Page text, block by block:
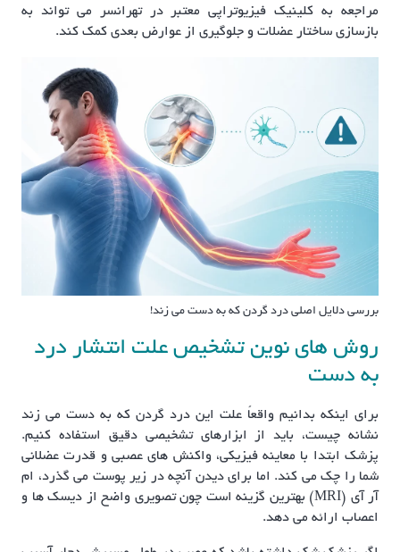
مراجعه به کلینیک فیزیوتراپی معتبر در تهرانسر می تواند به
بازسازی ساختار عضلات و جلوگیری از عوارض بعدی کمک کند.
بررسی دلایل اصلی درد گردن که به دست می زند!
روش های نوین تشخیص علت انتشار درد
به دست
برای اینکه بدانیم واقعاً علت این درد گردن که به دست می زند
نشانه چیست، باید از ابزارهای تشخیصی دقیق استفاده کنیم.
پزشک ابتدا با معاینه فیزیکی، واکنش های عصبی و قدرت عضلانی
شما را چک می کند. اما برای دیدن آنچه در زیر پوست می گذرد، ام
آر آی (MRI) بهترین گزینه است چون تصویری واضح از دیسک ها و
اعصاب ارائه می دهد.